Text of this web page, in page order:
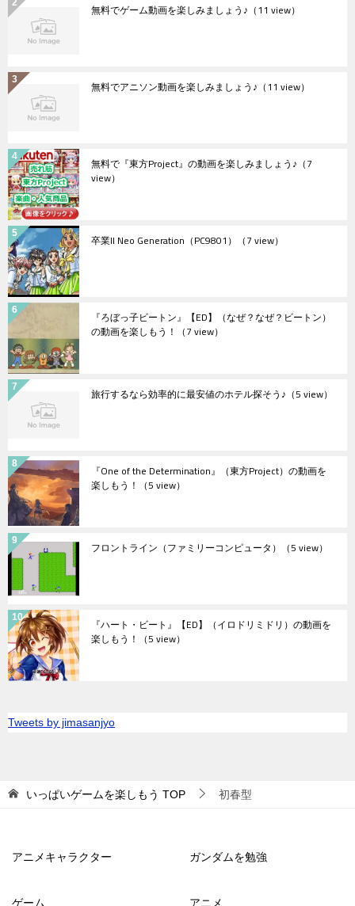
無料でゲーム動画を楽しみましょう♪ （11 view）
無料でアニソン動画を楽しみましょう♪ （11 view）
無料で『東方Project』の動画を楽しみましょう♪ （7
view）
卒業II Neo Generation（PC9801） （7 view）
『ろぼっ子ビートン』【ED】（なぜ？なぜ？ビートン）
の動画を楽しもう！ （7 view）
旅行するなら効率的に最安値のホテル探そう♪ （5 view）
『One of the Determination』（東方Project）の動画を
楽しもう！ （5 view）
フロントライン（ファミリーコンピュータ） （5 view）
『ハート・ビート』【ED】（イロドリミドリ）の動画を
楽しもう！ （5 view）
Tweets by jimasanjyo
いっぱいゲームを楽しもう TOP 初春型
アニメキャラクター ガンダムを勉強
ゲーム アニメ